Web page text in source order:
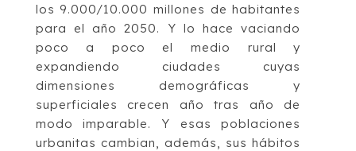
los 9.000/10.000 millones de habitantes
para el año 2050. Y lo hace vaciando
poco a poco el medio rural y
expandiendo ciudades cuyas
dimensiones demográficas y
superficiales crecen año tras año de
modo imparable. Y esas poblaciones
urbanitas cambian, además, sus hábitos